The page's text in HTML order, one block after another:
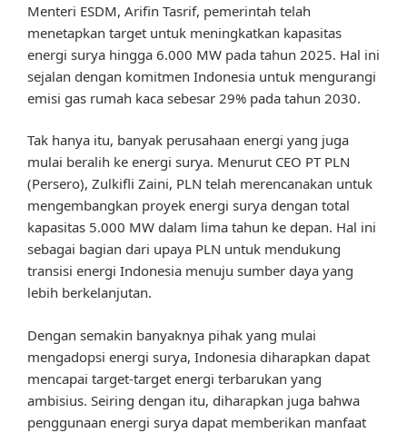
Menteri ESDM, Arifin Tasrif, pemerintah telah
menetapkan target untuk meningkatkan kapasitas
energi surya hingga 6.000 MW pada tahun 2025. Hal ini
sejalan dengan komitmen Indonesia untuk mengurangi
emisi gas rumah kaca sebesar 29% pada tahun 2030.
Tak hanya itu, banyak perusahaan energi yang juga
mulai beralih ke energi surya. Menurut CEO PT PLN
(Persero), Zulkifli Zaini, PLN telah merencanakan untuk
mengembangkan proyek energi surya dengan total
kapasitas 5.000 MW dalam lima tahun ke depan. Hal ini
sebagai bagian dari upaya PLN untuk mendukung
transisi energi Indonesia menuju sumber daya yang
lebih berkelanjutan.
Dengan semakin banyaknya pihak yang mulai
mengadopsi energi surya, Indonesia diharapkan dapat
mencapai target-target energi terbarukan yang
ambisius. Seiring dengan itu, diharapkan juga bahwa
penggunaan energi surya dapat memberikan manfaat